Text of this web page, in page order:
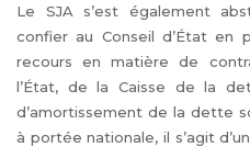
Le SJA s’est également
confier au Conseil d’État en
recours en matière de
l’État, de la Caisse de la
d’amortissement de la dette
à portée nationale, il s’agit